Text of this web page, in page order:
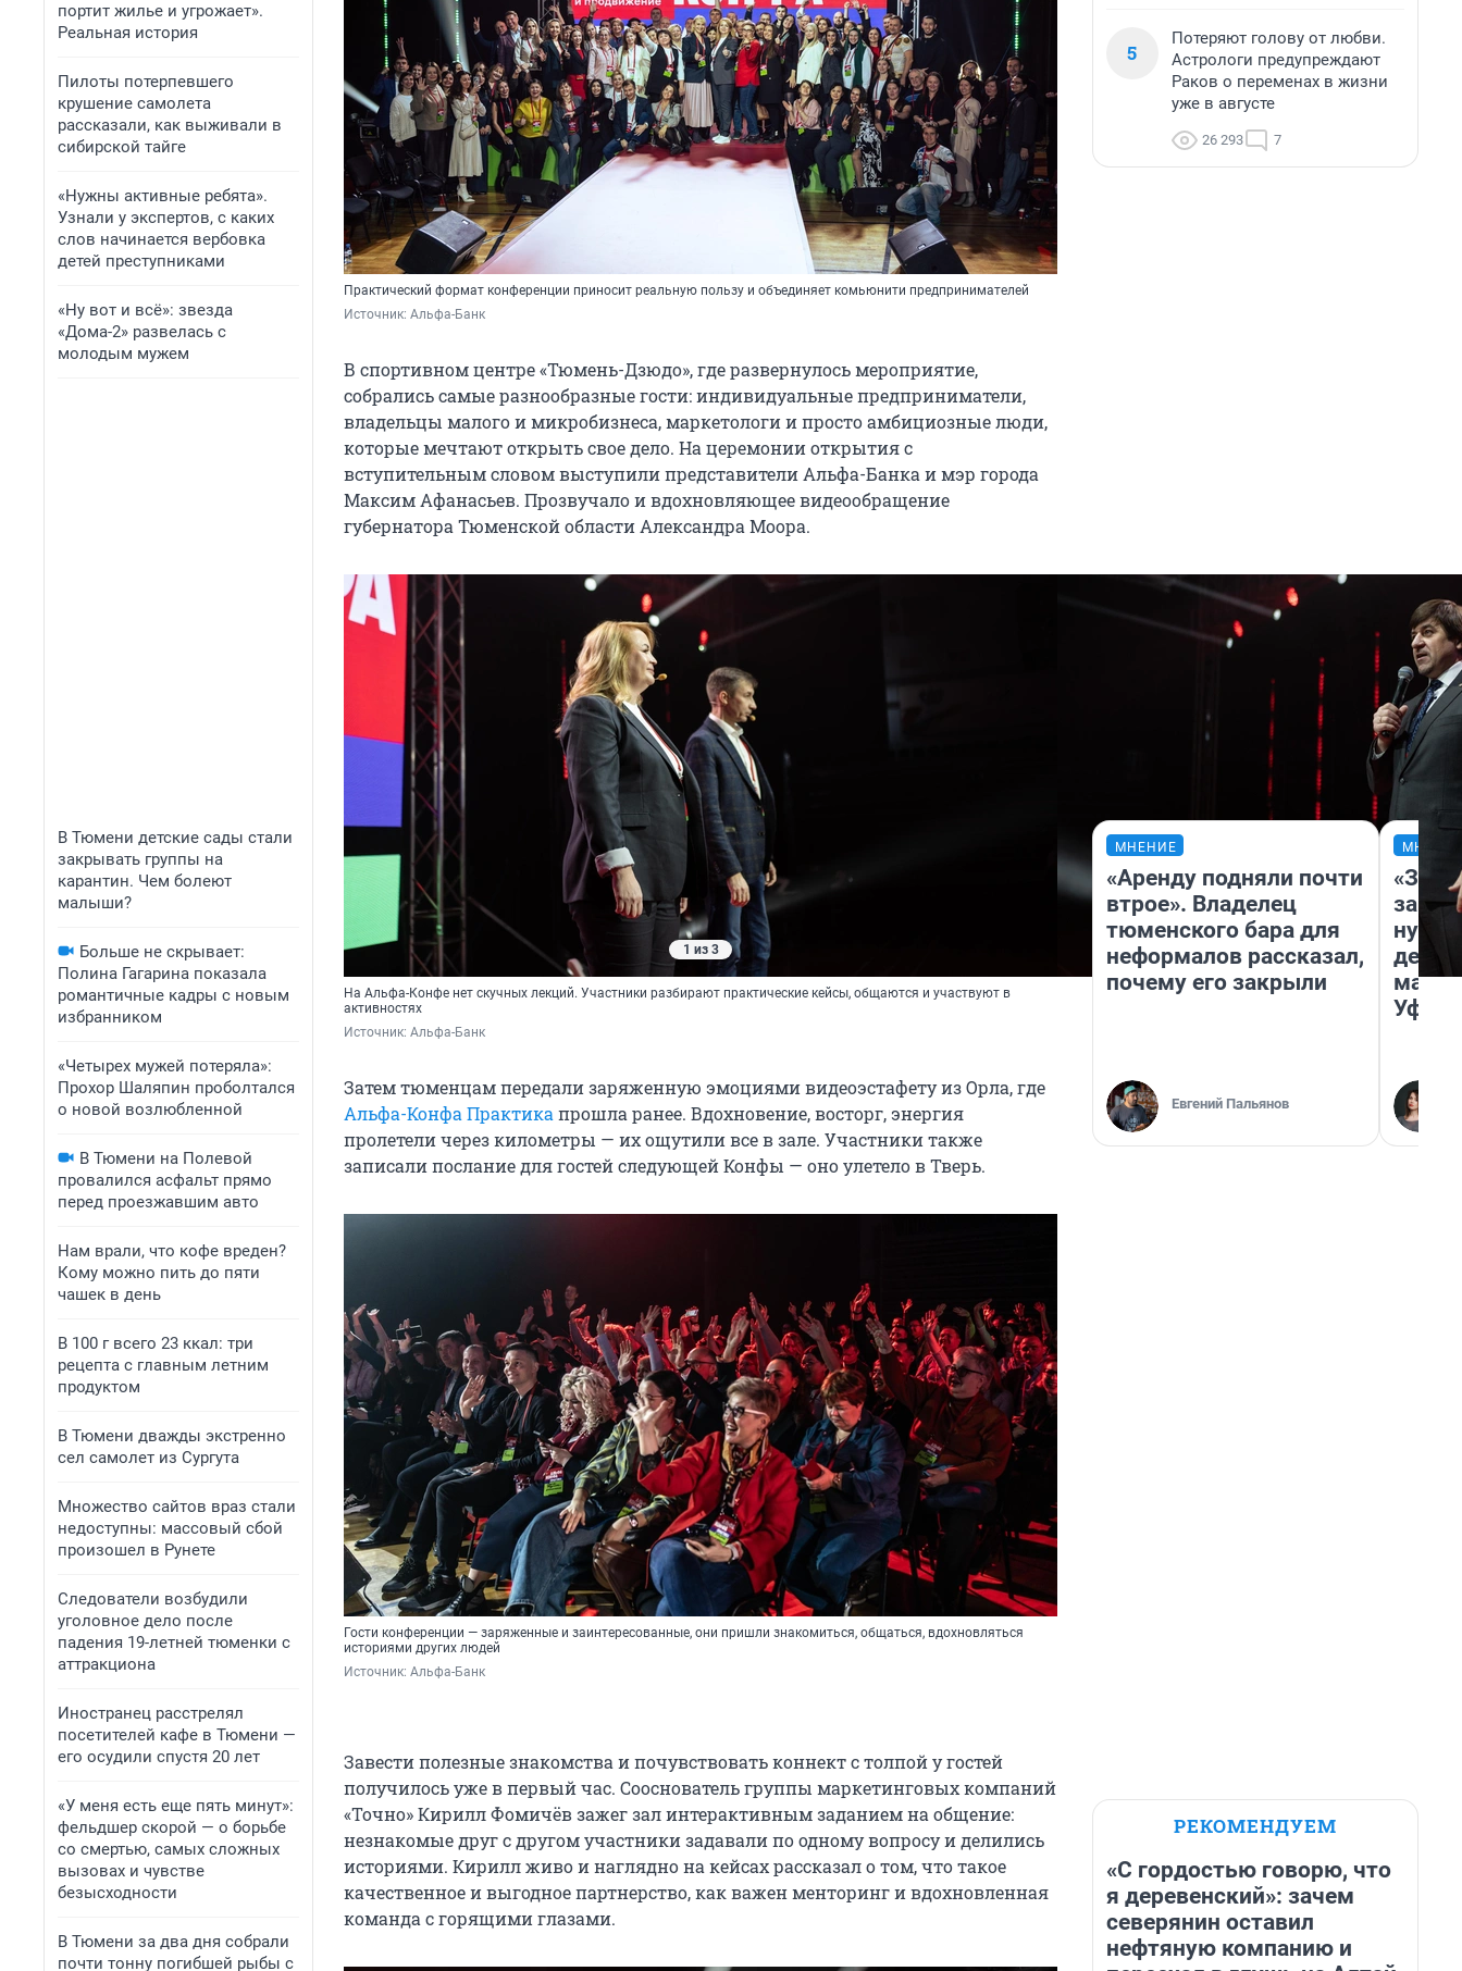
портит жилье и угрожает».
Реальная история
Пилоты потерпевшего
крушение самолета
рассказали, как выживали в
сибирской тайге
«Нужны активные ребята».
Узнали у экспертов, с каких
слов начинается вербовка
детей преступниками
«Ну вот и всё»: звезда
«Дома-2» развелась с
молодым мужем
В Тюмени детские сады стали
закрывать группы на
карантин. Чем болеют
малыши?
Больше не скрывает:
Полина Гагарина показала
романтичные кадры с новым
избранником
«Четырех мужей потеряла»:
Прохор Шаляпин проболтался
о новой возлюбленной
В Тюмени на Полевой
провалился асфальт прямо
перед проезжавшим авто
Нам врали, что кофе вреден?
Кому можно пить до пяти
чашек в день
В 100 г всего 23 ккал: три
рецепта с главным летним
продуктом
В Тюмени дважды экстренно
сел самолет из Сургута
Множество сайтов враз стали
недоступны: массовый сбой
произошел в Рунете
Следователи возбудили
уголовное дело после
падения 19-летней тюменки с
аттракциона
Иностранец расстрелял
посетителей кафе в Тюмени —
его осудили спустя 20 лет
«У меня есть еще пять минут»:
фельдшер скорой — о борьбе
со смертью, самых сложных
вызовах и чувстве
безысходности
В Тюмени за два дня собрали
почти тонну погибшей рыбы с
Практический формат конференции приносит реальную пользу и объединяет комьюнити предпринимателей
Источник: Альфа-Банк
В спортивном центре «Тюмень-Дзюдо», где развернулось мероприятие,
собрались самые разнообразные гости: индивидуальные предприниматели,
владельцы малого и микробизнеса, маркетологи и просто амбициозные люди,
которые мечтают открыть свое дело. На церемонии открытия с
вступительным словом выступили представители Альфа-Банка и мэр города
Максим Афанасьев. Прозвучало и вдохновляющее видеообращение
губернатора Тюменской области Александра Моора.
1 из 3
На Альфа-Конфе нет скучных лекций. Участники разбирают практические кейсы, общаются и участвуют в
активностях
Источник: Альфа-Банк
Затем тюменцам передали заряженную эмоциями видеоэстафету из Орла, где
Альфа-Конфа Практика прошла ранее. Вдохновение, восторг, энергия
пролетели через километры — их ощутили все в зале. Участники также
записали послание для гостей следующей Конфы — оно улетело в Тверь.
Гости конференции — заряженные и заинтересованные, они пришли знакомиться, общаться, вдохновляться
историями других людей
Источник: Альфа-Банк
Завести полезные знакомства и почувствовать коннект с толпой у гостей
получилось уже в первый час. Сооснователь группы маркетинговых компаний
«Точно» Кирилл Фомичёв зажег зал интерактивным заданием на общение:
незнакомые друг с другом участники задавали по одному вопросу и делились
историями. Кирилл живо и наглядно на кейсах рассказал о том, что такое
качественное и выгодное партнерство, как важен менторинг и вдохновленная
команда с горящими глазами.
5
Потеряют голову от любви.
Астрологи предупреждают
Раков о переменах в жизни
уже в августе
26 293 7
МНЕНИЕ
«Аренду подняли почти
втрое». Владелец
тюменского бара для
неформалов рассказал,
почему его закрыли
Евгений Пальянов
дела
Уфа
РЕКОМЕНДУЕМ
«С гордостью говорю, что
я деревенский»: зачем
северянин оставил
нефтяную компанию и